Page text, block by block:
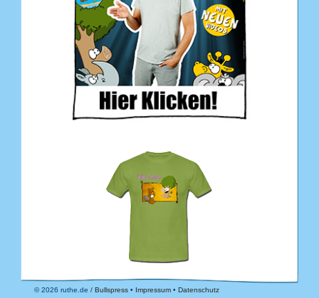
© 2026 ruthe.de / Bullspress • Impressum • Datenschutz